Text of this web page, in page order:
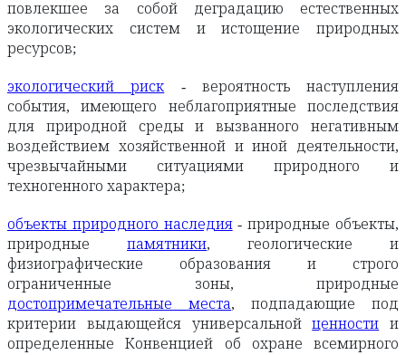
повлекшее за собой деградацию естественных
экологических систем и истощение природных
ресурсов;
экологический риск - вероятность наступления
события, имеющего неблагоприятные последствия
для природной среды и вызванного негативным
воздействием хозяйственной и иной деятельности,
чрезвычайными ситуациями природного и
техногенного характера;
объекты природного наследия- природные объекты,
природные памятники, геологические и
физиографические образования и строго
ограниченные зоны, природные
достопримечательные места, подпадающие под
критерии выдающейся универсальнойценности и
определенные Конвенцией об охране всемирного